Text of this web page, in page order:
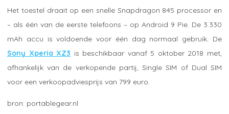
Het toestel draait op een snelle Snapdragon 845 processor en
– als één van de eerste telefoons – op Android 9 Pie. De 3.330
mAh accu is voldoende voor één dag normaal gebruik. De
Sony Xperia XZ3 is beschikbaar vanaf 5 oktober 2018 met,
afhankelijk van de verkopende partij, Single SIM of Dual SIM
voor een verkoopadviesprijs van 799 euro.
portablegear.nl